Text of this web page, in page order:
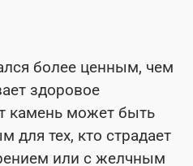
более ценным, чем
здоровое
камень может быть
для тех, кто страдает
или с желчным